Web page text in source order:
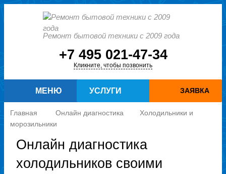
Ремонт бытовой техники с 2009 года
+7 495 021-47-34
Кликните, чтобы позвонить
УСЛУГИ
МЕНЮ ЗАЯВКА
Главная Онлайн диагностика
Холодильники и
морозильники
Онлайн диагностика
холодильников своими